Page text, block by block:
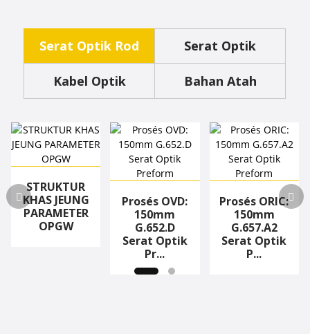
Serat Optik Rod Serat Optik
Kabel Optik Bahan Atah
STRUKTUR
KHAS JEUNG
PARAMETER
OPGW
Prosés OVD:
150mm
G.652.D
Serat Optik
Pr...
Prosés ORIC:
150mm
G.657.A2
Serat Optik
P...
Optik (G.652D)
Insensitive Single-
mode O...
Semi-dryADSS
Armored & Anti
Rodent Cable (...
Kabel ADSS semi-
garing ADSS-PE-
6/8/12/24/48/...
0.58mm Diaméterna.
GFRP kalawan 0.5mm
Diaméterna.